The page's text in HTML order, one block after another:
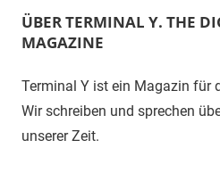
ÜBER TERMINAL Y. THE
MAGAZINE
Terminal Y ist ein Magazin für
Wir schreiben und sprechen
unserer Zeit.